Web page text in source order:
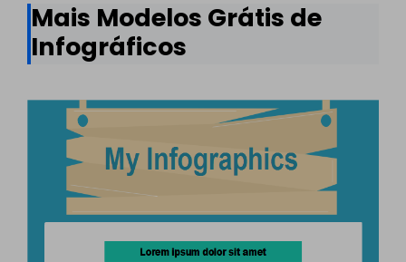
Mais Modelos Grátis de
Infográficos